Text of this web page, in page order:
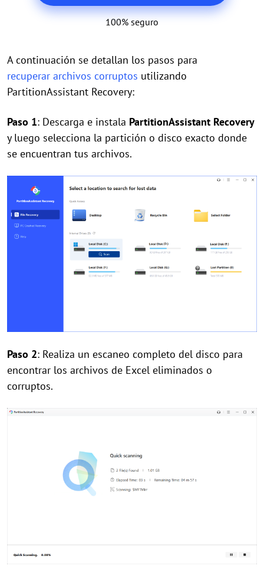
100% seguro
A continuación se detallan los pasos para
recuperar archivos corruptos utilizando
PartitionAssistant Recovery:
Paso 1: Descarga e instala PartitionAssistant Recovery
y luego selecciona la partición o disco exacto donde
se encuentran tus archivos.
Paso 2: Realiza un escaneo completo del disco para
encontrar los archivos de Excel eliminados o
corruptos.